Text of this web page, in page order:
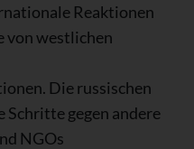
Reaktionen
von westlichen
Die russischen
Schritte gegen andere
NGOs